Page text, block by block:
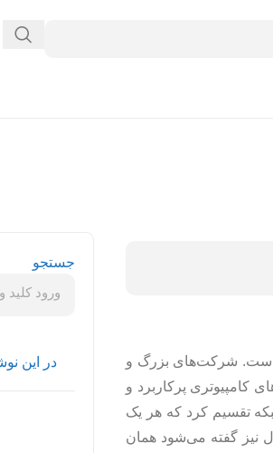
است. شرکت‌های بزرگ و
کامپیوتری پرکاربرد و
تقسیم کرد که هر یک
نیز گفته می‌شود همان
جستجو
در این